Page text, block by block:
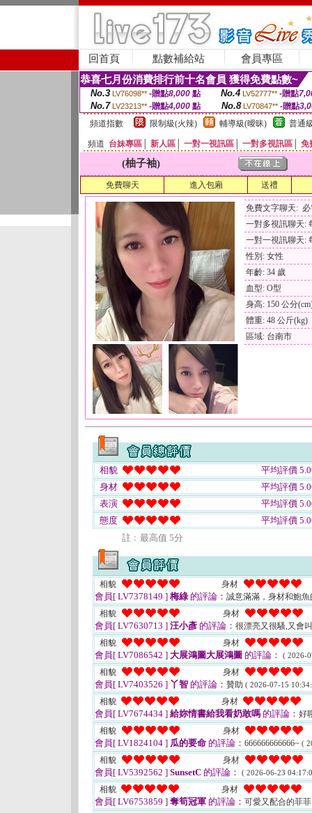
回首頁 點數補給站 會員專區
恭喜七月份消費排行前十名會員 獲得免費點數~
No.3 LV76098** -贈點8,000點 No.4 LV52777** -贈點
No.7 LV23213** -贈點4,000 點 No.8 LV70847** -贈點
頻道指數
限制級(火辣) 輔導級(曖昧) 普通
頻道 台妹專區 新人區 一對一視訊區 一對多視訊區 免
(柚子袖)
免費聊天 進入包廂 送禮
免費文字聊天:
一對多視訊聊天:
一對一視訊聊天:
性別: 女性
年齡: 34 歲
血型: O型
身高: 150 公分
體重: 48 公斤(kg)
區域: 台南市
相貌
平均評價
身材
平均評價
表演
平均評價
態度
平均評價
註﹕最高值 5分
相貌 身材
會員[ LV7378149 ] 梅綠 的評論： 誠意滿滿，身材和鮑
相貌
身材
會員[ LV7630713 ] 汪小彥 的評論： 很漂亮又很騷,又會
相貌
身材
會員[ LV7086542 ] 大展鴻圖大展鴻圖 的評論： ( 2026-
相貌 身材
會員[ LV7403526 ] 丫智 的評論： 贊助 ( 2026-07-15
相貌 身材
會員[ LV7674434 ] 給妳情書給我看奶敢嗎 的評論： 好
相貌
身材
會員[ LV1824104 ] 瓜的要命 的評論： 666666666666~ (
相貌 身材
會員[ LV5392562 ] SunsetC 的評論： ( 2026-06-23
相貌 身材
會員[ LV6753859 ] 奪筍冠軍 的評論： 可愛又配合的菲